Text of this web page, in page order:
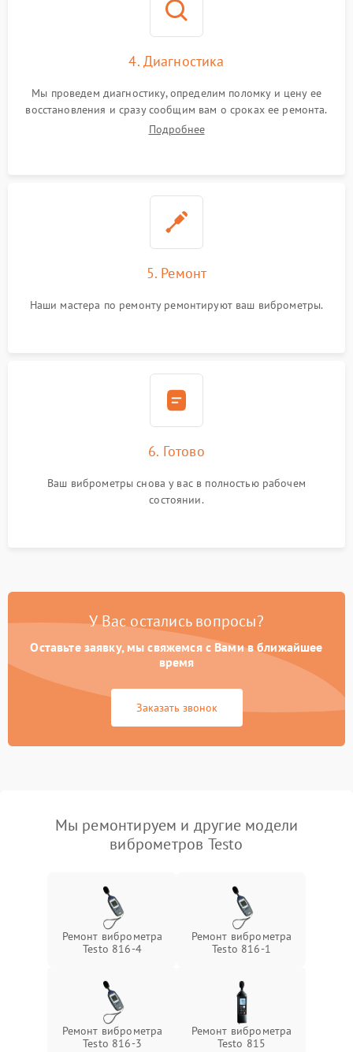
4. Диагностика
Мы проведем диагностику, определим поломку и цену ее
восстановления и сразу сообщим вам о сроках ее ремонта.
Подробнее
5. Ремонт
Наши мастера по ремонту ремонтируют ваш виброметры.
6. Готово
Ваш виброметры снова у вас в полностью рабочем
состоянии.
У Вас остались вопросы?
Оставьте заявку, мы свяжемся с Вами в ближайшее
время
Заказать звонок
Мы ремонтируем и другие модели
виброметров Testo
Ремонт виброметра
Testo 816-4
Ремонт виброметра
Testo 816-1
Ремонт виброметра
Testo 816-3
Ремонт виброметра
Testo 815